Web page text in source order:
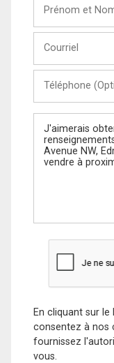
Nom
(Optionnel)
Message
En cliquant sur
consentez à nos
fournissez
vous.